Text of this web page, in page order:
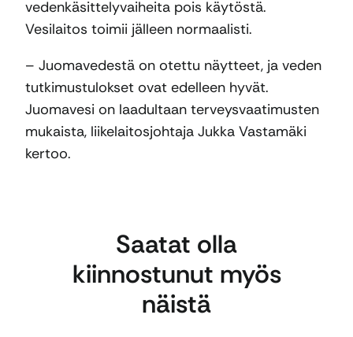
vedenkäsittelyvaiheita pois käytöstä.
Vesilaitos toimii jälleen normaalisti.
– Juomavedestä on otettu näytteet, ja veden
tutkimustulokset ovat edelleen hyvät.
Juomavesi on laadultaan terveysvaatimusten
mukaista, liikelaitosjohtaja Jukka Vastamäki
kertoo.
Saatat olla
kiinnostunut myös
näistä